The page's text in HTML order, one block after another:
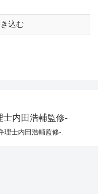
込む
士内田浩輔監修-
士内田浩輔監修-.